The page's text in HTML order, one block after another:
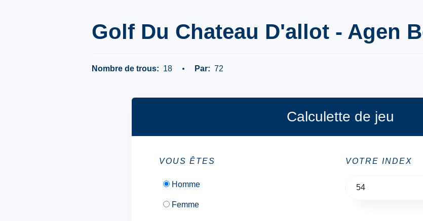
Golf Du Chateau D'allot - Agen
Nombre de trous: 18 Par: 72
Calculette de jeu
VOUS ÊTES
Homme
Femme
VOTRE INDEX